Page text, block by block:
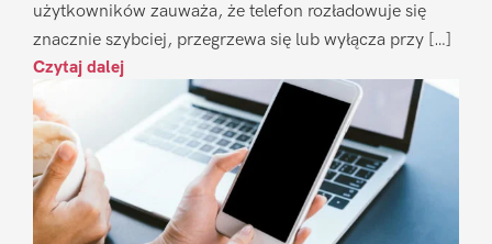
użytkowników zauważa, że telefon rozładowuje się
znacznie szybciej, przegrzewa się lub wyłącza przy […]
Czytaj dalej